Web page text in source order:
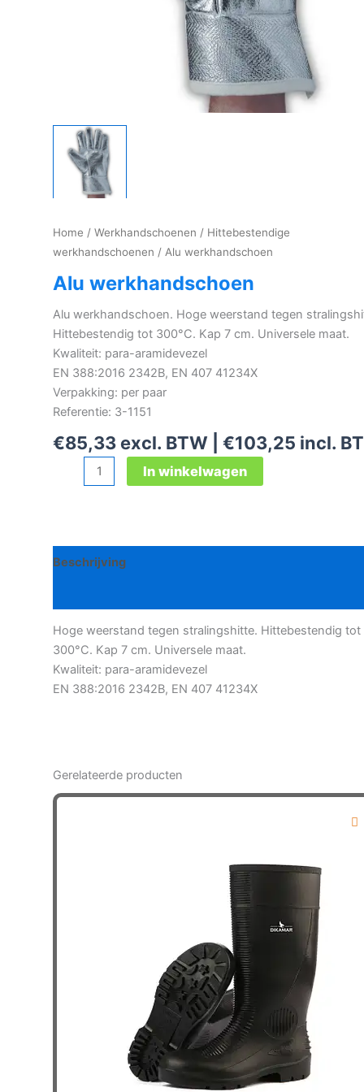
Home / Werkhandschoenen / Hittebestendige
werkhandschoenen / Alu werkhandschoen
Alu werkhandschoen
Alu werkhandschoen. Hoge weerstand tegen
Hittebestendig tot 300°C. Kap 7 cm. Universele maat.
Kwaliteit: para-aramidevezel
EN 388:2016 2342B, EN 407 41234X
Verpakking: per paar
Referentie: 3-1151
€85,33 excl. BTW | €103,25 incl.
werkhandschoen
In winkelwagen
Beschrijving
Hoge weerstand tegen stralingshitte. Hittebestendig tot
300°C. Kap 7 cm. Universele maat.
Kwaliteit: para-aramidevezel
EN 388:2016 2342B, EN 407 41234X
Gerelateerde producten